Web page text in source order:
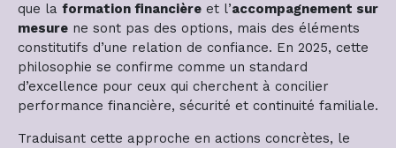
que la formation financière et l’accompagnement sur
mesure ne sont pas des options, mais des éléments
constitutifs d’une relation de confiance. En 2025, cette
philosophie se confirme comme un standard
d’excellence pour ceux qui cherchent à concilier
performance financière, sécurité et continuité familiale.
Traduisant cette approche en actions concrètes, le